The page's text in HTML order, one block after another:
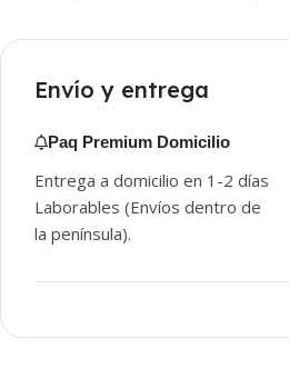
Envío y entrega
Paq Premium Domicilio
Entrega a domicilio en 1-2 días
Laborables (Envíos dentro de
la península).